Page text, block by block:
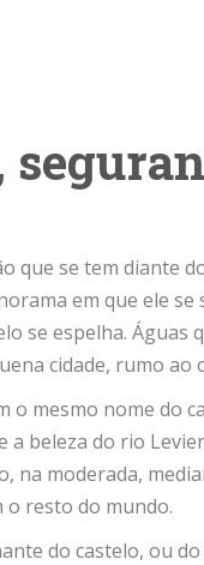
que se tem diante
em que ele
se espelha. Águas
cidade, rumo ao
o mesmo nome do
a beleza do rio
na moderada,
o resto do mundo.
do castelo, ou